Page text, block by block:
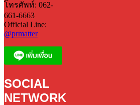
โทรศัพท์: 062-
661-6663
Official Line:
@prmatter
SOCIAL
NETWORK